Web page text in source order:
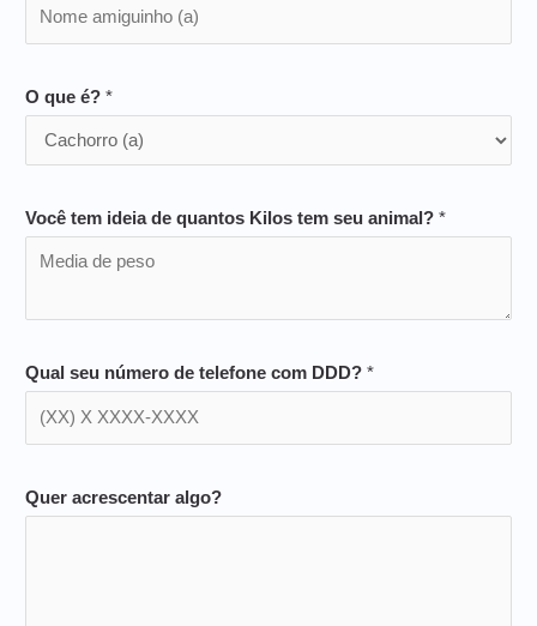
O que é? *
Você tem ideia de quantos Kilos tem seu animal? *
Qual seu número de telefone com DDD? *
Quer acrescentar algo?